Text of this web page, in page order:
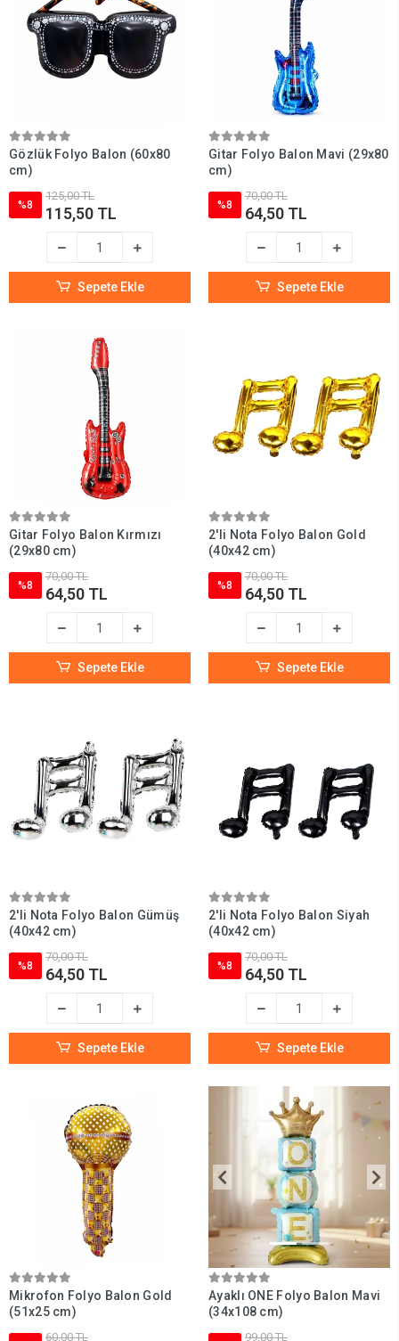
Gözlük Folyo Balon (60x80
cm)
%8
125,00 TL
115,50 TL
Sepete Ekle
Gitar Folyo Balon Mavi (29x80
cm)
%8
70,00 TL
64,50 TL
Sepete Ekle
Gitar Folyo Balon Kırmızı
(29x80 cm)
%8
70,00 TL
64,50 TL
Sepete Ekle
2'li Nota Folyo Balon Gold
(40x42 cm)
%8
70,00 TL
64,50 TL
Sepete Ekle
2'li Nota Folyo Balon Gümüş
(40x42 cm)
%8
70,00 TL
64,50 TL
Sepete Ekle
2'li Nota Folyo Balon Siyah
(40x42 cm)
%8
70,00 TL
64,50 TL
Sepete Ekle
Mikrofon Folyo Balon Gold
(51x25 cm)
60,00 TL
Ayaklı ONE Folyo Balon Mavi
(34x108 cm)
99,00 TL